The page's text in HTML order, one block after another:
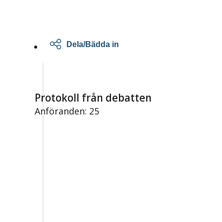
Dela/Bädda in
Protokoll från debatten
Anföranden: 25